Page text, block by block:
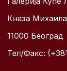
Кнеза
11000 Београд
Тел/Факс: